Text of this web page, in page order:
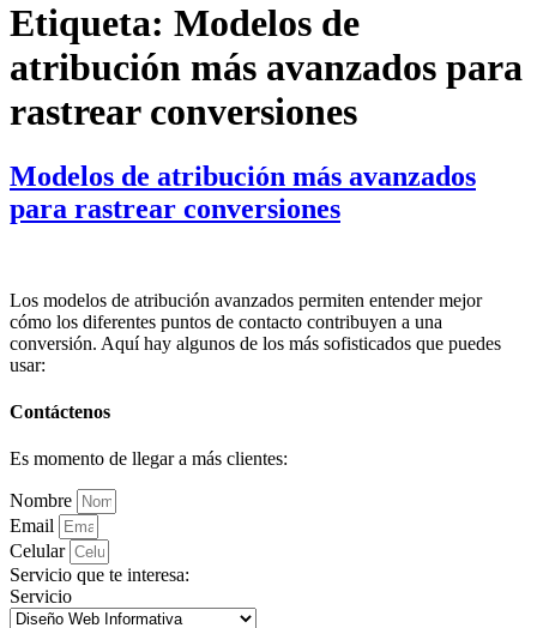
Etiqueta: Modelos de
atribución más avanzados para
rastrear conversiones
Modelos de atribución más avanzados
para rastrear conversiones
Los modelos de atribución avanzados permiten entender mejor
cómo los diferentes puntos de contacto contribuyen a una
conversión. Aquí hay algunos de los más sofisticados que puedes
usar:
Contáctenos
Es momento de llegar a más clientes:
Nombre
Email
Celular
Servicio que te interesa:
Servicio